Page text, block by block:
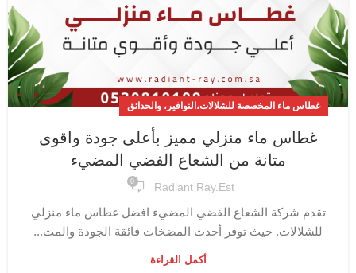
غطاس ماء المخصصة للشلالات،النوافير، والحدائق
غطاس ماء منزلي مميز بأعلى جودة واقوى
متانة من الشعاع الفضي المضيء
Radiant Ray.est
0
تقدم شركة الشعاع الفضي المضيء افضل غطاس ماء منزلي
للشلالات. حيث توفر أحدث المضخات فائقة الجودة والمت...
أكمل القراءة